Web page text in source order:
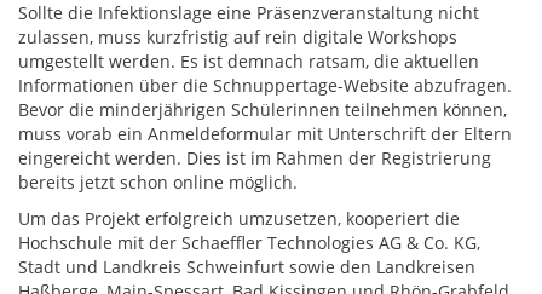
Sollte die Infektionslage eine Präsenzveranstaltung nicht
zulassen, muss kurzfristig auf rein digitale Workshops
umgestellt werden. Es ist demnach ratsam, die aktuellen
Informationen über die Schnuppertage-Website abzufragen.
Bevor die minderjährigen Schülerinnen teilnehmen können,
muss vorab ein Anmeldeformular mit Unterschrift der Eltern
eingereicht werden. Dies ist im Rahmen der Registrierung
bereits jetzt schon online möglich.
Um das Projekt erfolgreich umzusetzen, kooperiert die
Hochschule mit der Schaeffler Technologies AG & Co. KG,
Stadt und Landkreis Schweinfurt sowie den Landkreisen